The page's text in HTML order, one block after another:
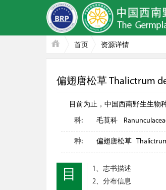
首页 资源详情
偏翅唐松草 Thalictrum
目前为止，中国西南野生生物
科: 毛茛科
种: 偏翅唐松草
目
1、志书描述
2、分布信息